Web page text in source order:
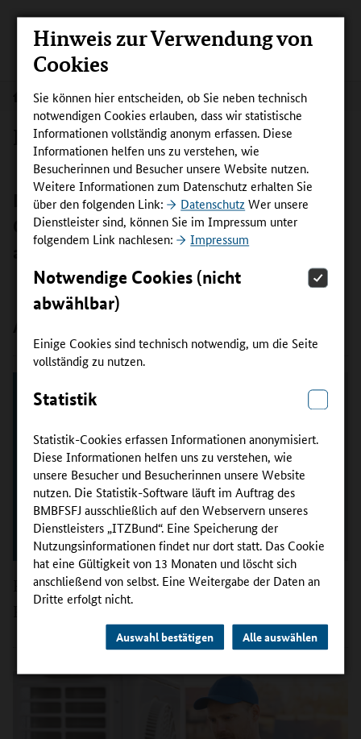
Hinweis zur Verwendung von
Cookies
Sie können hier entscheiden, ob Sie neben technisch
notwendigen Cookies erlauben, dass wir statistische
Informationen vollständig anonym erfassen. Diese
Informationen helfen uns zu verstehen, wie
Besucherinnen und Besucher unsere Website nutzen.
Weitere Informationen zum Datenschutz erhalten Sie
über den folgenden Link:
Datenschutz Wer unsere
Dienstleister sind, können Sie im Impressum unter
folgendem Link nachlesen:
Impressum
Notwendige Cookies (nicht
abwählbar)
Einige Cookies sind technisch notwendig, um die Seite
vollständig zu nutzen.
Statistik
Statistik-Cookies erfassen Informationen anonymisiert.
Diese Informationen helfen uns zu verstehen, wie
unsere Besucher und Besucherinnen unsere Website
nutzen. Die Statistik-Software läuft im Auftrag des
BMBFSFJ ausschließlich auf den Webservern unseres
Dienstleisters „ITZBund“. Eine Speicherung der
Nutzungsinformationen findet nur dort statt. Das Cookie
hat eine Gültigkeit von 13 Monaten und löscht sich
anschließend von selbst. Eine Weitergabe der Daten an
Dritte erfolgt nicht.
Auswahl bestätigen Alle auswählen
Die Projekte
Energiewende schaffen
Diese Projekte schaffen
Qualifizierungsangebote für den Umstieg
auf Erneuerbare Energien:
BamBBi – Barrierearme Zugänge zu Beruflicher